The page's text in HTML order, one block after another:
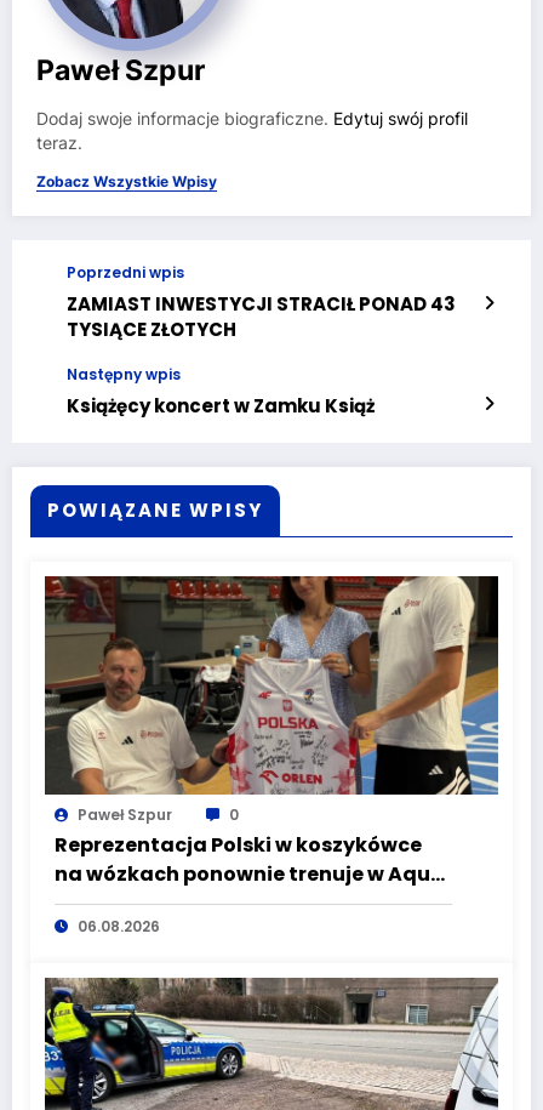
Paweł Szpur
Dodaj swoje informacje biograficzne. Edytuj swój profil
teraz.
Zobacz Wszystkie Wpisy
Poprzedni wpis
ZAMIAST INWESTYCJI STRACIŁ PONAD 43
TYSIĄCE ZŁOTYCH
Następny wpis
Książęcy koncert w Zamku Książ
POWIĄZANE WPISY
Paweł Szpur 0
Reprezentacja Polski w koszykówce
na wózkach ponownie trenuje w Aqua
Zdrój Wałbrzych. Przed Biało-
Czerwonymi Mistrzostwa Świata
06.08.2026